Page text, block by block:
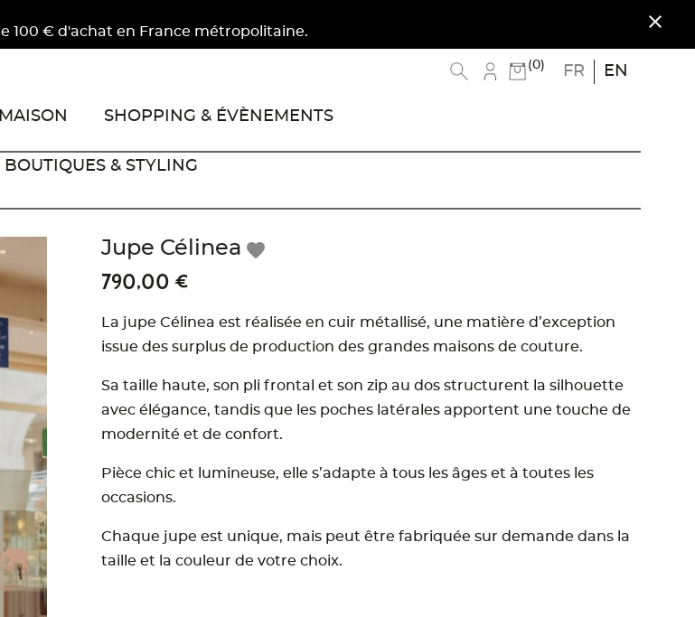
en France métropolitaine. close
(0) FR EN
SHOPPING & ÉVÈNEMENTS
BOUTIQUES & STYLING
Jupe Célinea favorite
790,00 €
La jupe Célinea est réalisée en cuir métallisé, une matière d’exception
issue des surplus de production des grandes maisons de couture.
Sa taille haute, son pli frontal et son zip au dos structurent la silhouette
avec élégance, tandis que les poches latérales apportent une touche de
modernité et de confort.
Pièce chic et lumineuse, elle s’adapte à tous les âges et à toutes les
occasions.
Chaque jupe est unique, mais peut être fabriquée sur demande dans la
taille et la couleur de votre choix.